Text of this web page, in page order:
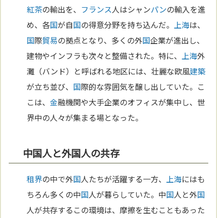
紅茶の輸出を、 フランス人はシャンパンの輸入を進
め、各国が自国の得意分野を持ち込んだ。上海は、
国際貿易の拠点となり、多くの外国企業が進出し、
建物やインフラも次々と整備された。特に、上海外
灘（バンド）と呼ばれる地区には、壮麗な欧風建築
が立ち並び、 国際的な雰囲気を醸し出していた。こ
こは、金融機関や大手企業のオフィスが集中し、世
界中の人々が集まる場となった。
中国人と外国人の共存
租界の中で外国人たちが活躍する一方、 上海にはも
ちろん多くの中国人が暮らしていた。中国人と外国
人が共存するこの環境は、摩擦を生むこともあった